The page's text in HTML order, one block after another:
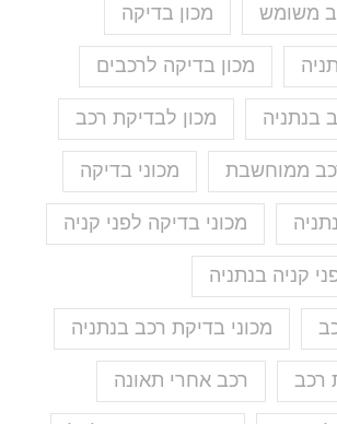
משומש מכון בדיקה
מכון בדיקה לרכבים
בנתניה מכון לבדיקת רכב
ממוחשבת מכוני בדיקה
מכוני בדיקה לפני קניה
קניה בנתניה
מכוני בדיקת רכב בנתניה
רכב רכב אחרי תאונה